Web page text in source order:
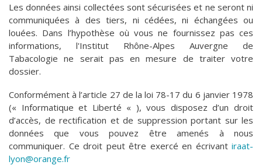
Les données ainsi collectées sont sécurisées et ne seront ni
communiquées à des tiers, ni cédées, ni échangées ou
louées. Dans l’hypothèse où vous ne fournissez pas ces
informations, l'Institut Rhône-Alpes Auvergne de
Tabacologie ne serait pas en mesure de traiter votre
dossier.
Conformément à l’article 27 de la loi 78-17 du 6 janvier 1978
(« Informatique et Liberté « ), vous disposez d’un droit
d’accès, de rectification et de suppression portant sur les
données que vous pouvez être amenés à nous
communiquer. Ce droit peut être exercé en écrivant iraat-
lyon@orange.fr